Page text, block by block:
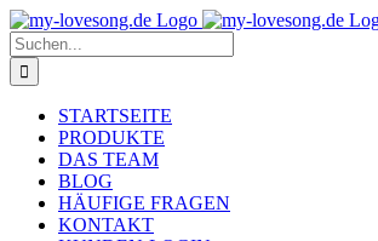
Zum
Inhalt
springen
Suche
nach:
STARTSEITE
PRODUKTE
DAS TEAM
BLOG
HÄUFIGE FRAGEN
KONTAKT